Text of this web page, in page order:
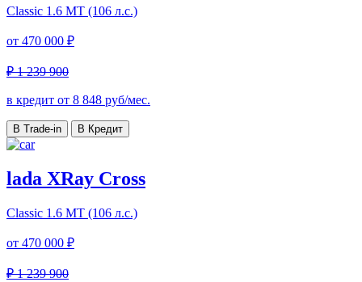
Classic 1.6 МТ (106 л.с.)
от 470 000 ₽
₽ 1 239 900
в кредит от 8 848 руб/мес.
В Trade-in В Кредит
lada XRay Cross
Classic 1.6 МТ (106 л.с.)
от 470 000 ₽
₽ 1 239 900